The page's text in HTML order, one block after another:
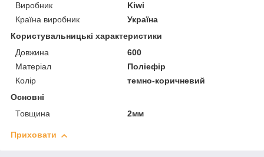
Виробник
Kiwi
Країна виробник
Україна
Користувальницькі характеристики
Довжина
600
Матеріал
Поліефір
Колір
темно-коричневий
Основні
Товщина
2мм
Приховати